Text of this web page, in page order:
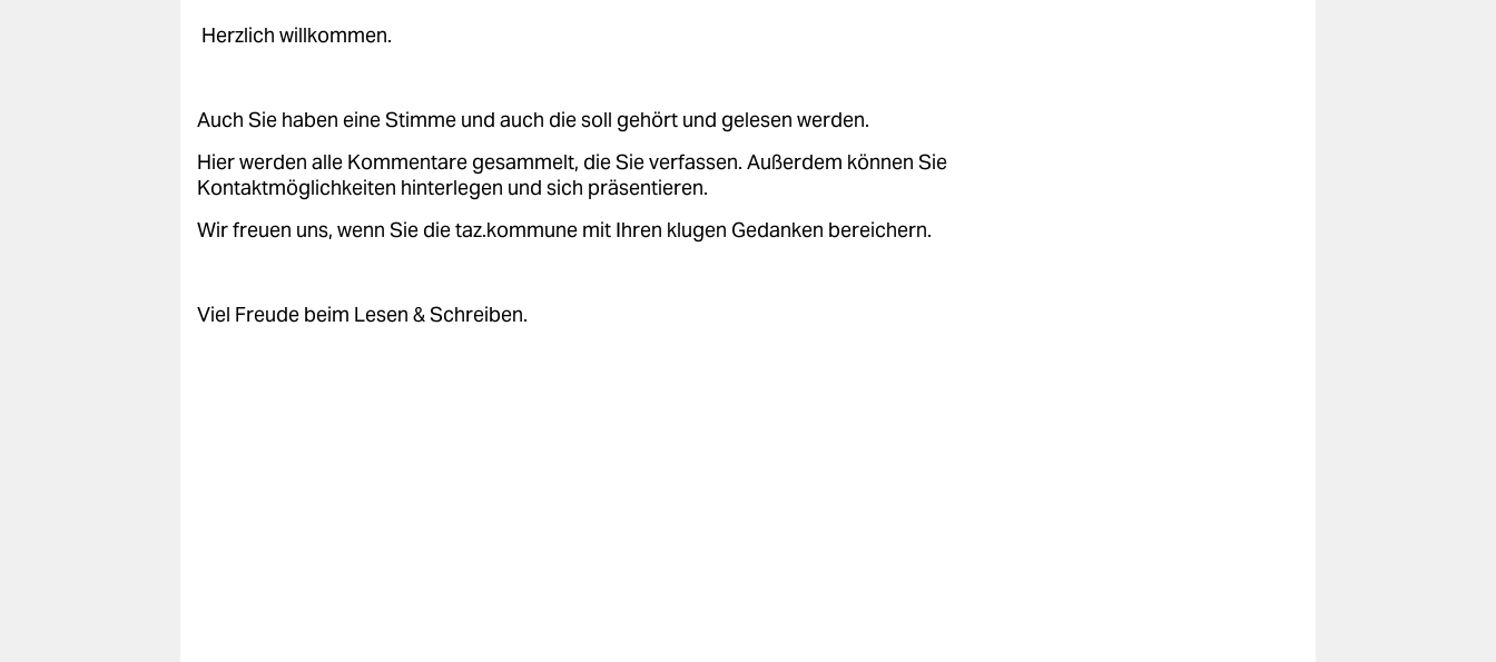
Herzlich willkommen.
Auch Sie haben eine Stimme und auch die soll gehört und gelesen werden.
Hier werden alle Kommentare gesammelt, die Sie verfassen. Außerdem können Sie
Kontaktmöglichkeiten hinterlegen und sich präsentieren.
Wir freuen uns, wenn Sie die taz.kommune mit Ihren klugen Gedanken bereichern.
Viel Freude beim Lesen & Schreiben.